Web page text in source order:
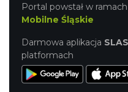
Portal powstał w
Mobilne Śląskie
Darmowa aplikacja
platformach